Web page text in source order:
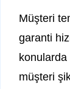
Müşteri
garanti
konularda
müşteri